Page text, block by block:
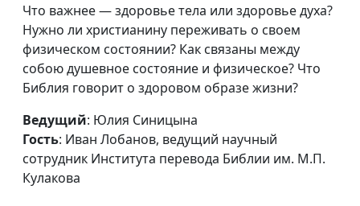
Иван Лобанов,
ведущий научный
сотрудник Института
перевода Библии
им. М.П. Кулакова
Поэтические книги Ветхого
Завета
Иван Лобанов,
ведущий научный
Что важнее — здоровье тела или здоровье духа?
Нужно ли христианину переживать о своем
физическом состоянии? Как связаны между
собою душевное состояние и физическое? Что
Библия говорит о здоровом образе жизни?
Ведущий: Юлия Синицына
Гость: Иван Лобанов, ведущий научный
сотрудник Института перевода Библии им. М.П.
Кулакова